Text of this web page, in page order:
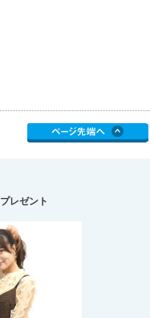
プレゼント